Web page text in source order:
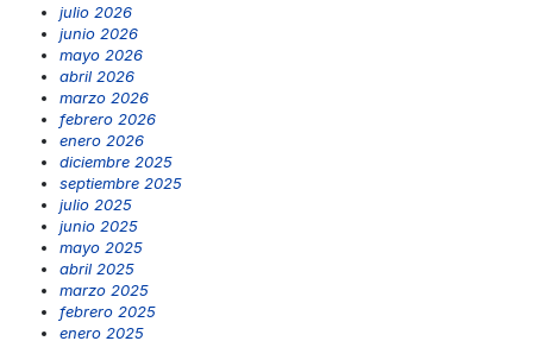
julio 2026
junio 2026
mayo 2026
abril 2026
marzo 2026
febrero 2026
enero 2026
diciembre 2025
septiembre 2025
julio 2025
junio 2025
mayo 2025
abril 2025
marzo 2025
febrero 2025
enero 2025